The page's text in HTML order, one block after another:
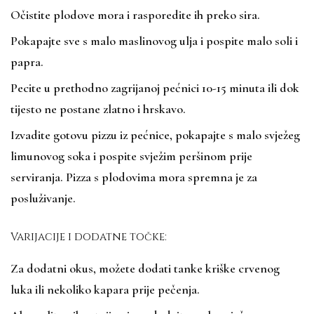
Očistite plodove mora i rasporedite ih preko sira.
Pokapajte sve s malo maslinovog ulja i pospite malo soli i
papra.
Pecite u prethodno zagrijanoj pećnici 10-15 minuta ili dok
tijesto ne postane zlatno i hrskavo.
Izvadite gotovu pizzu iz pećnice, pokapajte s malo svježeg
limunovog soka i pospite svježim peršinom prije
serviranja. Pizza s plodovima mora spremna je za
posluživanje.
Varijacije i dodatne točke:
Za dodatni okus, možete dodati tanke kriške crvenog
luka ili nekoliko kapara prije pečenja.